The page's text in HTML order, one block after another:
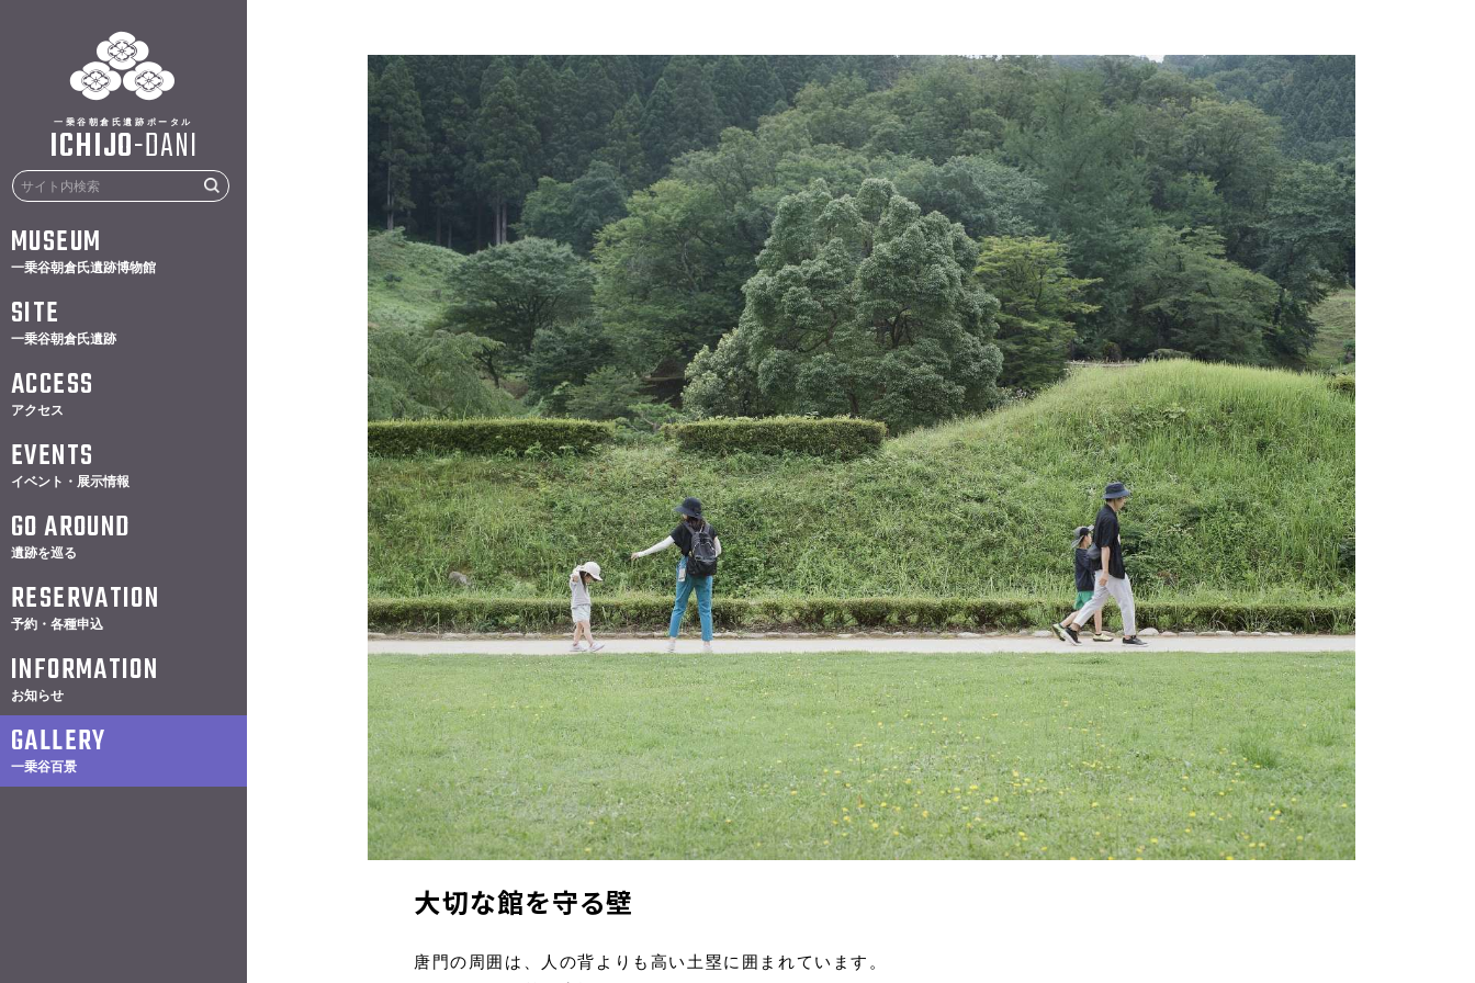
ICHIJO
一乗谷朝倉氏遺跡ポータル
ICHIJO-DANI
MUSEUM
一乗谷朝倉氏遺跡博物館
SITE
一乗谷朝倉氏遺跡
ACCESS
アクセス
EVENTS
イベント・展示情報
GO AROUND
遺跡を巡る
RESERVATION
予約・各種申込
INFORMATION
お知らせ
GALLERY
一乗谷百景
大切な館を守る壁
唐門の周囲は、人の背よりも高い土塁に囲まれています。